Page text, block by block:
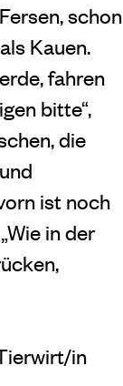
schon
Kauen.
fahren
bitte“,
die
ist noch
in der
in